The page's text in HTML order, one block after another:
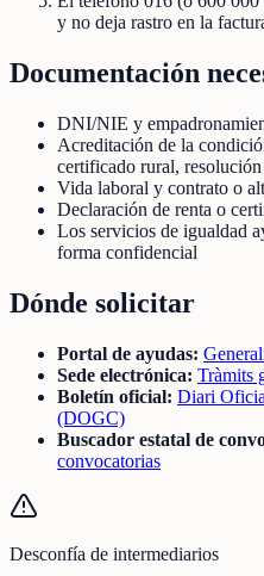
y no deja rastro en la
Documentación
DNI/NIE y
Acreditación de la
certificado rural,
Vida laboral y contrato o
Declaración de renta o
Los servicios de igualdad
forma confidencial
Dónde solicitar
Portal de ayudas:
Sede electrónica: Tràmits
Boletín oficial: Diari
(DOGC)
Buscador estatal de
convocatorias
Desconfía de intermediarios